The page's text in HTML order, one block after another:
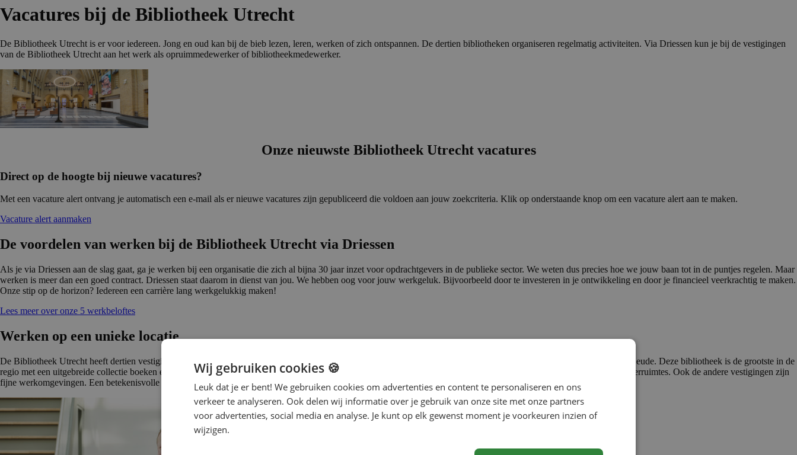
Vacatures bij de Bibliotheek Utrecht
De Bibliotheek Utrecht is er voor iedereen. Jong en oud kan bij de bieb lezen, leren, werken of zich ontspannen. De dertien bibliotheken organiseren regelmatig activiteiten. Via Driessen kun je bij de vestigingen
van de Bibliotheek Utrecht aan het werk als opruimmedewerker of bibliotheekmedewerker.
Onze nieuwste Bibliotheek Utrecht vacatures
Direct op de hoogte bij nieuwe vacatures?
Met een vacature alert ontvang je automatisch een e-mail als er nieuwe vacatures zijn gepubliceerd die voldoen aan jouw zoekcriteria. Klik op onderstaande knop om een vacature alert aan te maken.
Vacature alert aanmaken
De voordelen van werken bij de Bibliotheek Utrecht via Driessen
Als je via Driessen aan de slag gaat, ga je werken bij een organisatie die zich al bijna 30 jaar inzet voor opdrachtgevers in de publieke sector. We weten dus precies hoe we jouw baan tot in de puntjes regelen. Maar
werken is meer dan een goed contract. Driessen staat daarom in dienst van jou. We hebben oog voor jouw werkgeluk. Bijvoorbeeld door te investeren in je ontwikkeling en door je financieel veerkrachtig te maken.
Onze stip op de horizon? Iedereen een carrière lang werkgelukkig maken!
Lees meer over onze 5 werkbeloftes
Werken op een unieke locatie
De Bibliotheek Utrecht heeft dertien vestigingen in en rondom Utrecht. Het oude Hoofdpostkantoor, een uniek gebouw met een rijke historie, is nu de bibliotheek op de Neude. Deze bibliotheek is de grootste in de
regio met een uitgebreide collectie boeken en tijdschriften. Je vindt er ook nog o.a. een Filmzaal, Theater, Collegezaal, Podiumzaal en Voorleeskamer en studie- en vergaderruimtes. Ook de andere vestigingen zijn
fijne werkomgevingen. Een betekenisvolle baan midden in de samenleving vind je bij de bibliotheek.
Wij gebruiken cookies 🍪
Leuk dat je er bent! We gebruiken cookies om advertenties en content te personaliseren en ons
verkeer te analyseren. Ook delen wij informatie over je gebruik van onze site met onze partners
voor advertenties, social media en analyse. Je kunt op elk gewenst moment je voorkeuren inzien of
wijzigen.